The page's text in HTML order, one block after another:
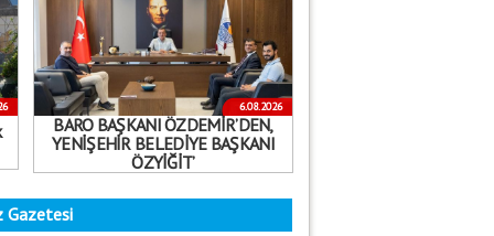
6.08.2026
BARO BAŞKANI ÖZDEMİR’DEN,
YENİŞEHİR BELEDİYE BAŞKANI
ÖZYİĞİT’
Gazetesi